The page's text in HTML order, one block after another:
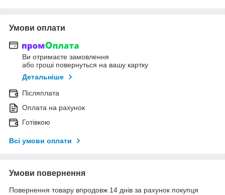
Умови оплати
Ви отримаєте замовлення
або гроші повернуться на вашу картку
Детальніше
Післяплата
Оплата на рахунок
Готівкою
Всі умови оплати
Умови повернення
Повернення товару впродовж 14 днів за рахунок покупця